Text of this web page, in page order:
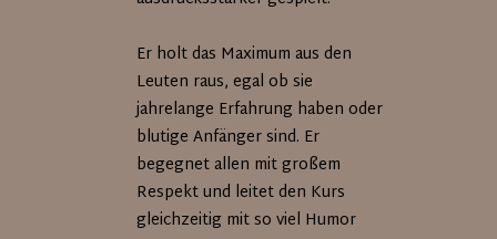
Er holt das Maximum aus den
Leuten raus, egal ob sie
jahrelange Erfahrung haben oder
blutige Anfänger sind. Er
begegnet allen mit großem
Respekt und leitet den Kurs
gleichzeitig mit so viel Humor